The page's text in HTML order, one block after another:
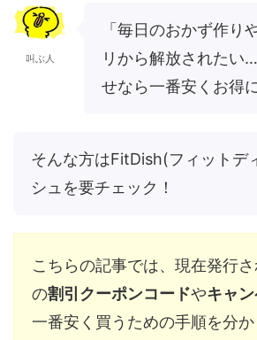
叫ぶ人
「毎日のおかず作り
リから解放されたい
せなら一番安くお得
そんな方はFitDish(フィットデ
シュを要チェック！
こちらの記事では、現在発行
の割引クーポンコードやキャ
一番安く買うための手順を分